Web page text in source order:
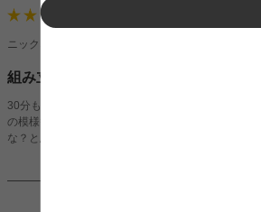
ニックネーム：ななしさん（男性）
組み立て簡単
30分もかからず組み立てられました。素材もかわ
の模様替えがしやすいと思います。値段も安いし
な？と思いました。